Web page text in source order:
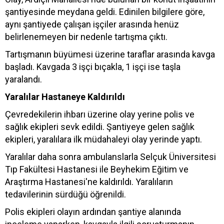
şantiyesinde meydana geldi. Edinilen bilgilere göre,
aynı şantiyede çalışan işçiler arasında henüz
belirlenemeyen bir nedenle tartışma çıktı.
Tartışmanın büyümesi üzerine taraflar arasında kavga
başladı. Kavgada 3 işçi bıçakla, 1 işçi ise taşla
yaralandı.
Yaralılar Hastaneye Kaldırıldı
Çevredekilerin ihbarı üzerine olay yerine polis ve
sağlık ekipleri sevk edildi. Şantiyeye gelen sağlık
ekipleri, yaralılara ilk müdahaleyi olay yerinde yaptı.
Yaralılar daha sonra ambulanslarla Selçuk Üniversitesi
Tıp Fakültesi Hastanesi ile Beyhekim Eğitim ve
Araştırma Hastanesi'ne kaldırıldı. Yaralıların
tedavilerinin sürdüğü öğrenildi.
Polis ekipleri olayın ardından şantiye alanında